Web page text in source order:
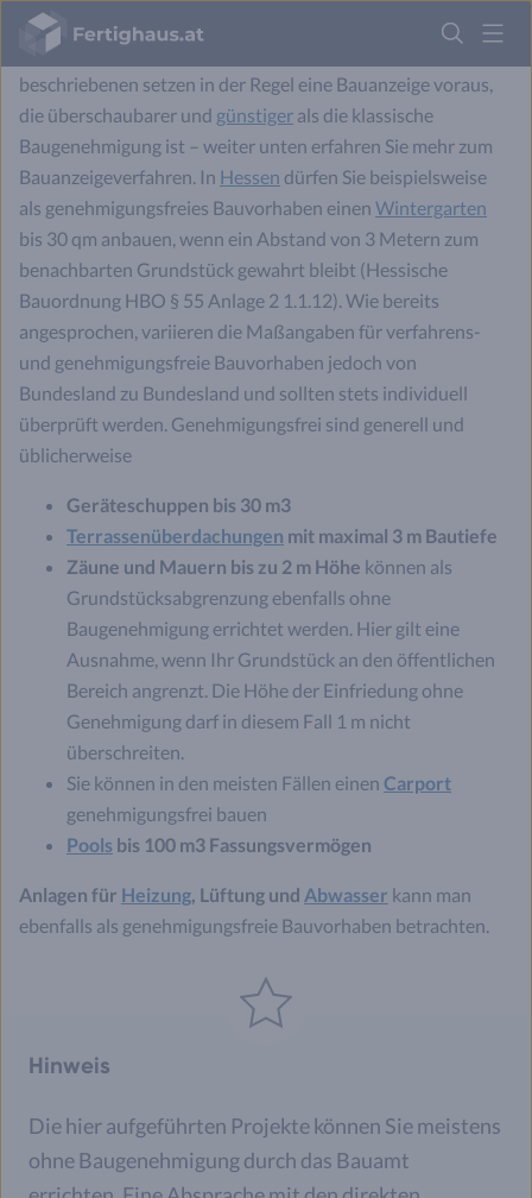
Fertighaus
Logo
Genehmigungsfreie
beschriebenen setzen in der Regel eine Bauanzeige voraus,
die überschaubarer und günstiger als die klassische
Baugenehmigung ist – weiter unten erfahren Sie mehr zum
Bauanzeigeverfahren. In Hessen dürfen Sie beispielsweise
als genehmigungsfreies Bauvorhaben einen Wintergarten
bis 30 qm anbauen, wenn ein Abstand von 3 Metern zum
benachbarten Grundstück gewahrt bleibt (Hessische
Bauordnung HBO § 55 Anlage 2 1.1.12). Wie bereits
angesprochen, variieren die Maßangaben für verfahrens-
und genehmigungsfreie Bauvorhaben jedoch von
Bundesland zu Bundesland und sollten stets individuell
überprüft werden. Genehmigungsfrei sind generell und
üblicherweise
Geräteschuppen bis 30 m3
Terrassenüberdachungen mit maximal 3 m Bautiefe
Zäune und Mauern bis zu 2 m Höhe können als
Grundstücksabgrenzung ebenfalls ohne
Baugenehmigung errichtet werden. Hier gilt eine
Ausnahme, wenn Ihr Grundstück an den öffentlichen
Bereich angrenzt. Die Höhe der Einfriedung ohne
Genehmigung darf in diesem Fall 1 m nicht
überschreiten.
Sie können in den meisten Fällen einen Carport
genehmigungsfrei bauen
Pools bis 100 m3 Fassungsvermögen
Anlagen für Heizung, Lüftung und Abwasser kann man
ebenfalls als genehmigungsfreie Bauvorhaben betrachten.
Hinweis
Die hier aufgeführten Projekte können Sie meistens
ohne Baugenehmigung durch das Bauamt